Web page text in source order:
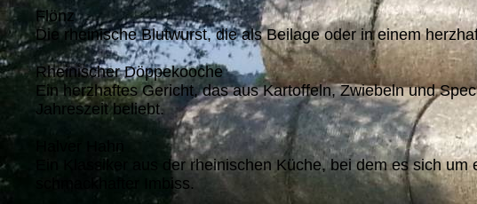
Flönz
Die rheinische Blutwurst, die als Beilage oder in einem
Rheinischer Döppekooche
Ein herzhaftes Gericht, das aus Kartoffeln, Zwiebeln und
Jahreszeit beliebt.
Halver Hahn
Ein Klassiker aus der rheinischen Küche, bei dem es sich
schmackhafter Imbiss.